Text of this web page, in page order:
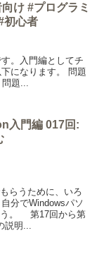
け #プログラミ
初心者
。入門編としてチ
になります。 問題
題...
入門編 017回:
らうために、いろ
分でWindowsパソ
う。 第17回から第
明...